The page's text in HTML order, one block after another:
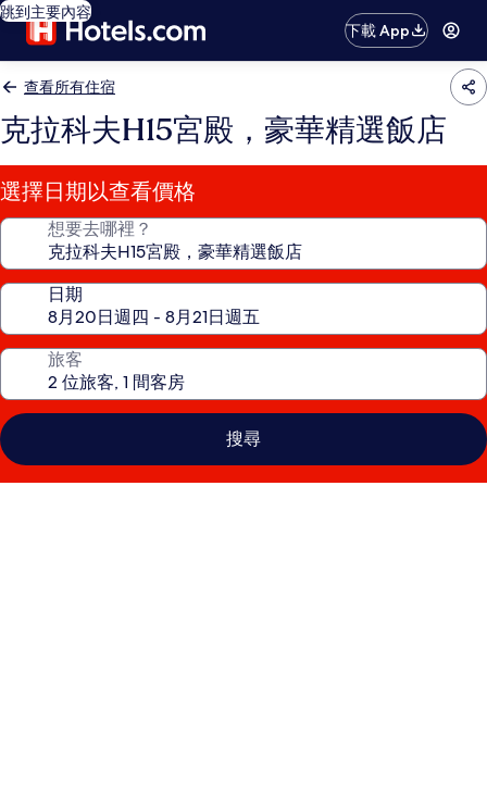
跳到主要內容
下載 App
查看所有住宿
克拉科夫H15宮殿，豪華精選飯店
選擇日期以查看價格
想要去哪裡？
日期
旅客
搜尋